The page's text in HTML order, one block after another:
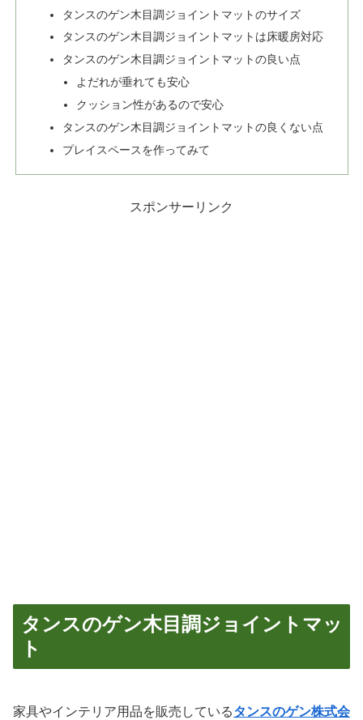
タンスのゲン木目調ジョイントマットのサイズ
タンスのゲン木目調ジョイントマットは床暖房対応
タンスのゲン木目調ジョイントマットの良い点
よだれが垂れても安心
クッション性があるので安心
タンスのゲン木目調ジョイントマットの良くない点
プレイスペースを作ってみて
スポンサーリンク
タンスのゲン木目調ジョイントマッ
ト
家具やインテリア用品を販売しているタンスのゲン株式会